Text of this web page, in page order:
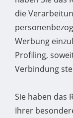
die
Werbung
Profiling,
Verbindung
Sie haben das
Ihrer